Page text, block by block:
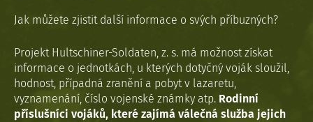
Jak můžete zjistit další informace o svých příbuzných?
Projekt Hultschiner-Soldaten, z. s. má možnost získat
informace o jednotkách, u kterých dotyčný voják sloužil,
hodnost, případná zranění a pobyt v lazaretu,
vyznamenání, číslo vojenské známky atp. Rodinní
příslušníci vojáků, které zajímá válečná služba jejich